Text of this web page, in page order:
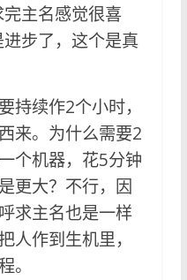
主名感觉很喜
步了，这个是真
持续作2个小时，
来。为什么需要2
个机器，花5分钟
更大？不行，因
求主名也是一样
人作到生机里，
。